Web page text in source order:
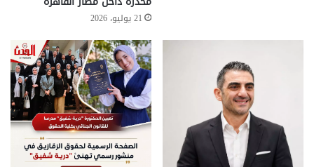
21 يوليو، 2026